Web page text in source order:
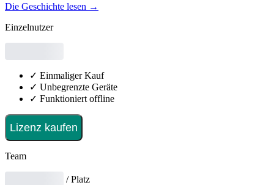
Die Geschichte lesen →
Einzelnutzer
✓ Einmaliger Kauf
✓ Unbegrenzte Geräte
✓ Funktioniert offline
Lizenz kaufen
Team
/ Platz